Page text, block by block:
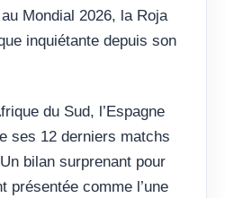
Mondial 2026, la Roja
inquiétante depuis son
du Sud, l’Espagne
ses 12 derniers matchs
bilan surprenant pour
présentée comme l’une